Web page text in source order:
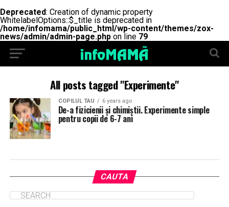
Deprecated: Creation of dynamic property
WhitelabelOptions::$_title is deprecated in
/home/infomama/public_html/wp-content/themes/zox-
news/admin/admin-page.php on line 79
All posts tagged "Experimente"
COPILUL TAU 6 years ago
De-a fizicienii și chimiștii. Experimente simple
pentru copii de 6-7 ani
CAUTA